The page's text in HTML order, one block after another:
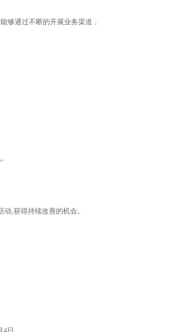
够通过不断的开展业务渠道，
,获得持续改善的机会。